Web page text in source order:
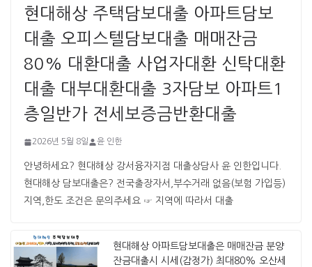
현대해상 주택담보대출 아파트담보
대출 오피스텔담보대출 매매잔금
80% 대환대출 사업자대환 신탁대환
대출 대부대환대출 3자담보 아파트1
층일반가 전세보증금반환대출
2026년 5월 8일 윤 인한
안녕하세요? 현대해상 강서융자지점 대출상담사 윤 인한입니다. ​ ​
현대해상 담보대출은? 전국출장자서,부수거래 없음(보험 가입등)
지역,한도 조건은 문의주세요 ☞ 지역에 따라서 대출
현대해상 아파트담보대출은 매매잔금 분양
잔금대출시 시세(감정가) 최대80% 오산세